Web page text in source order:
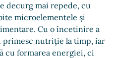
decurg mai repede, cu
microelementele și
Cu o încetinire a
primesc nutriție la timp, iar
cu formarea energiei, ci